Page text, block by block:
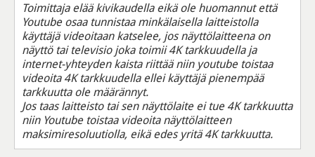
Toimittaja elää kivikaudella eikä ole huomannut että
Youtube osaa tunnistaa minkälaisella laitteistolla
käyttäjä videoitaan katselee, jos näyttölaitteena on
näyttö tai televisio joka toimii 4K tarkkuudella ja
internet-yhteyden kaista riittää niin youtube toistaa
videoita 4K tarkkuudella ellei käyttäjä pienempää
tarkkuutta ole määrännyt.
Jos taas laitteisto tai sen näyttölaite ei tue 4K tarkkuutta
niin Youtube toistaa videoita näyttölaitteen
maksimiresoluutiolla, eikä edes yritä 4K tarkkuutta.